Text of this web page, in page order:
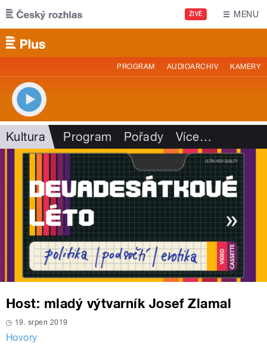
Přejít k hlavnímu obsahu
ŽIVĚ MENU
PROGRAM AUDIOARCHIV KAMERY
Kultura Program Pořady Více…
Host: mladý výtvarník Josef Zlamal
19. srpen 2019
Hovory